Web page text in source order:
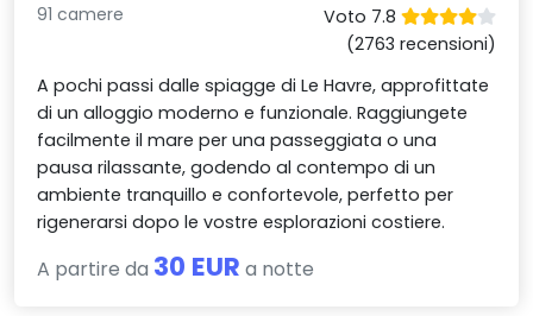
91 camere
Voto 7.8
(2763 recensioni)
A pochi passi dalle spiagge di Le Havre, approfittate
di un alloggio moderno e funzionale. Raggiungete
facilmente il mare per una passeggiata o una
pausa rilassante, godendo al contempo di un
ambiente tranquillo e confortevole, perfetto per
rigenerarsi dopo le vostre esplorazioni costiere.
A partire da 30 EUR a notte